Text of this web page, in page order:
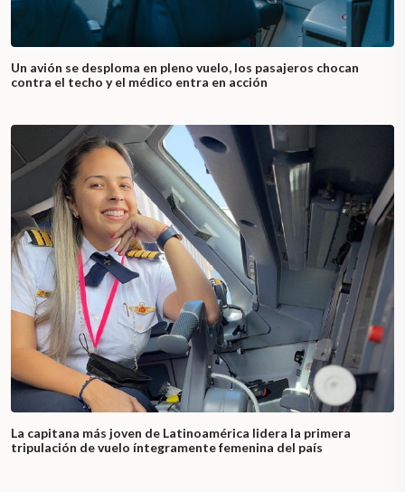
Un avión se desploma en pleno vuelo, los pasajeros chocan
contra el techo y el médico entra en acción
La capitana más joven de Latinoamérica lidera la primera
tripulación de vuelo íntegramente femenina del país